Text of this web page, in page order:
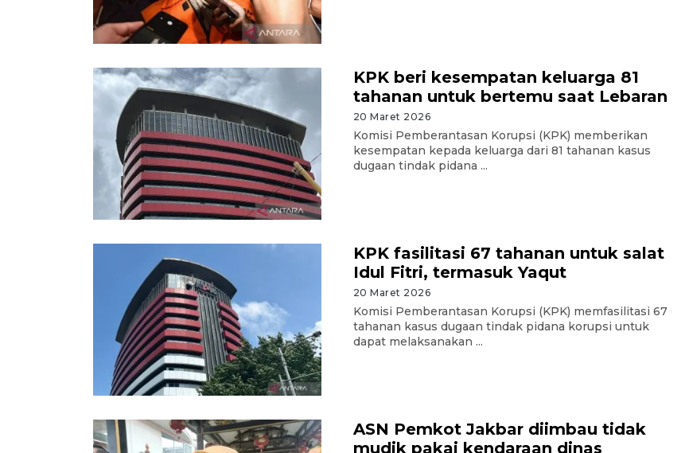
KPK beri kesempatan keluarga 81
tahanan untuk bertemu saat Lebaran
20 Maret 2026
Komisi Pemberantasan Korupsi (KPK) memberikan
kesempatan kepada keluarga dari 81 tahanan kasus
dugaan tindak pidana ...
KPK fasilitasi 67 tahanan untuk salat
Idul Fitri, termasuk Yaqut
20 Maret 2026
Komisi Pemberantasan Korupsi (KPK) memfasilitasi 67
tahanan kasus dugaan tindak pidana korupsi untuk
dapat melaksanakan ...
ASN Pemkot Jakbar diimbau tidak
mudik pakai kendaraan dinas
Gabung Persebaya, striker
timnas Ramadhan Sananta
9 Juli 2026